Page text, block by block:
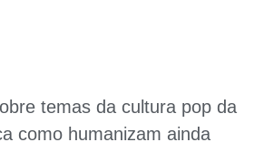
temas da cultura pop da
como humanizam ainda